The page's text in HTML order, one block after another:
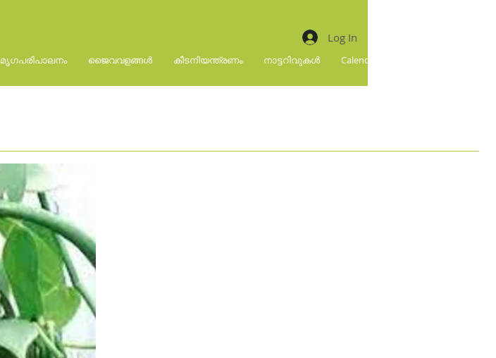
മൃഗപരിപാലനം ജൈവവളങ്ങൾ കീടനിയന്ത്രണം നാട്ടറിവുകൾ Calendar
Log In